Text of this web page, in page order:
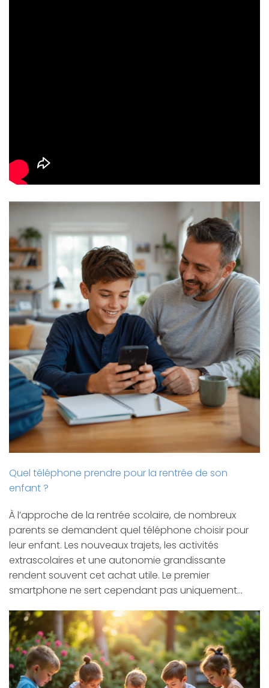
Quel téléphone prendre pour la rentrée de son
enfant ?
À l’approche de la rentrée scolaire, de nombreux
parents se demandent quel téléphone choisir pour
leur enfant. Les nouveaux trajets, les activités
extrascolaires et une autonomie grandissante
rendent souvent cet achat utile. Le premier
smartphone ne sert cependant pas uniquement…